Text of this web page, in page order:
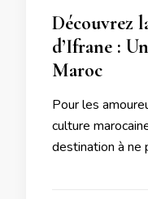
Découvrez
d’Ifrane :
Maroc
Pour les
culture
destination à ne